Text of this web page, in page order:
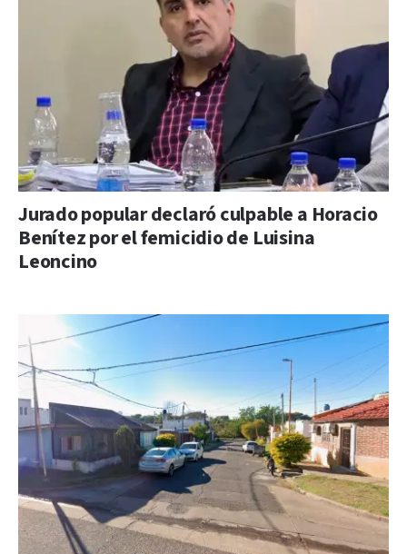
Jurado popular declaró culpable a Horacio
Benítez por el femicidio de Luisina
Leoncino